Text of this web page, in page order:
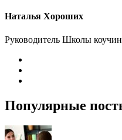
Наталья Хороших
Руководитель Школы
Популярные